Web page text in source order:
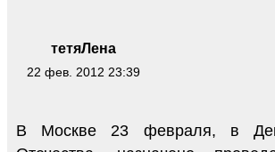
тетяЛена
22 фев. 2012 23:39
В Москве 23 февраля, в